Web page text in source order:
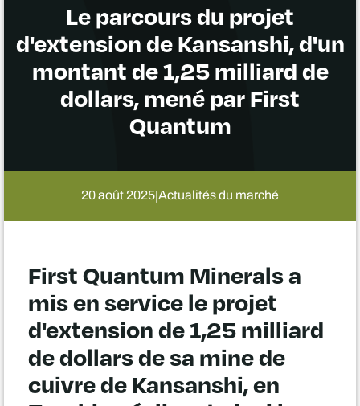
Le parcours du projet
d'extension de Kansanshi, d'un
montant de 1,25 milliard de
dollars, mené par First
Quantum
20 août 2025|Actualités du marché
First Quantum Minerals a
mis en service le projet
d'extension de 1,25 milliard
de dollars de sa mine de
cuivre de Kansanshi, en